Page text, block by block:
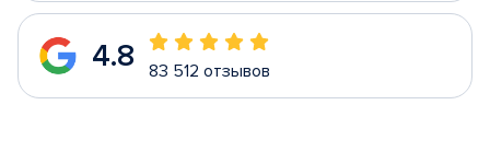
4.8 83 512 отзывов